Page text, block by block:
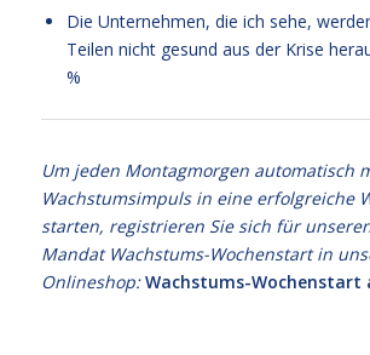
Die Unternehmen, die ich sehe,
Teilen nicht gesund aus der Krise
%
Um jeden Montagmorgen automatisch
Wachstumsimpuls in eine erfolgreiche
starten, registrieren Sie sich für
Mandat Wachstums-Wochenstart in
Onlineshop:Wachstums-Wochenstart